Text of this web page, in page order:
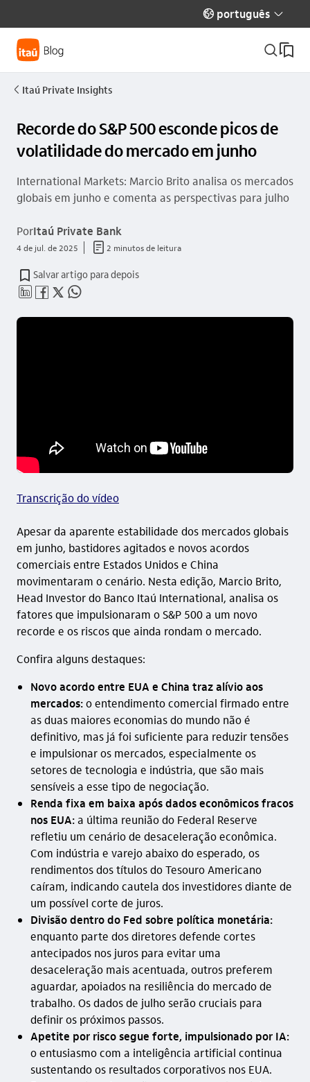
globo_outline português seta_baixo
busca_outline
seta_esquerda Itaú Private Insights
Recorde do S&P 500 esconde picos de
volatilidade do mercado em junho
International Markets: Marcio Brito analisa os mercados
globais em junho e comenta as perspectivas para julho
PorItaú Private Bank
4 de jul. de 2025 documento_outline 2 minutos de leitura
Salvar artigo para depois
linkedin_base facebook_outline twitter_outline whatsapp_outline
Transcrição do vídeo
Apesar da aparente estabilidade dos mercados globais
em junho, bastidores agitados e novos acordos
comerciais entre Estados Unidos e China
movimentaram o cenário. Nesta edição, Marcio Brito,
Head Investor do Banco Itaú International, analisa os
fatores que impulsionaram o S&P 500 a um novo
recorde e os riscos que ainda rondam o mercado.
Confira alguns destaques:
Novo acordo entre EUA e China traz alívio aos
mercados:o entendimento comercial firmado entre
as duas maiores economias do mundo não é
definitivo, mas já foi suficiente para reduzir tensões
e impulsionar os mercados, especialmente os
setores de tecnologia e indústria, que são mais
sensíveis a esse tipo de negociação.
Renda fixa em baixa após dados econômicos fracos
nos EUA:a última reunião do Federal Reserve
refletiu um cenário de desaceleração econômica.
Com indústria e varejo abaixo do esperado, os
rendimentos dos títulos do Tesouro Americano
caíram, indicando cautela dos investidores diante de
um possível corte de juros.
Divisão dentro do Fed sobre política monetária:
enquanto parte dos diretores defende cortes
antecipados nos juros para evitar uma
desaceleração mais acentuada, outros preferem
aguardar, apoiados na resiliência do mercado de
trabalho. Os dados de julho serão cruciais para
definir os próximos passos.
Apetite por risco segue forte, impulsionado por IA:
o entusiasmo com a inteligência artificial continua
sustentando os resultados corporativos nos EUA.